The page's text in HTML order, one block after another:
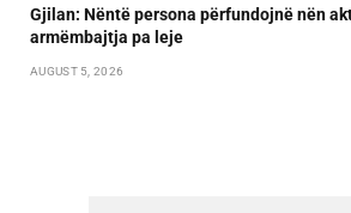
Gjilan: Nëntë persona përfundojnë nën
armëmbajtja pa leje
AUGUST 5, 2026